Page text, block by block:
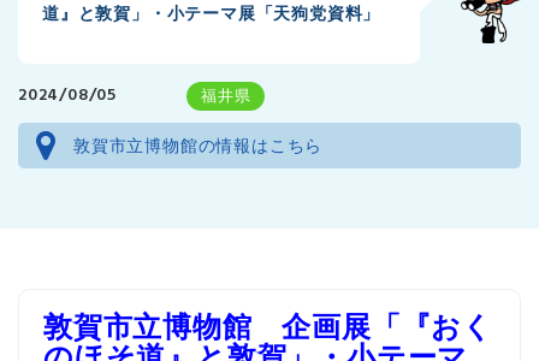
道』と敦賀」・小テーマ展「天狗党資料」
2024/08/05 福井県
敦賀市立博物館の情報はこちら
敦賀市立博物館 企画展「『おく